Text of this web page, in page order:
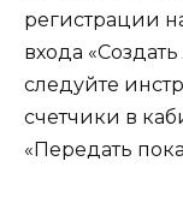
регистрации
входа
следуйте
счетчики в
«Передать